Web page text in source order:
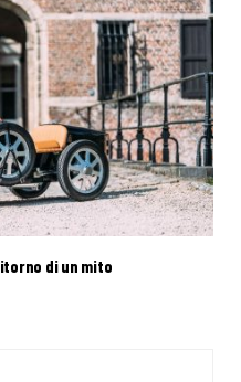
di un mito